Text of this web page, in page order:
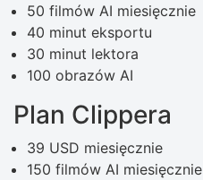
50 filmów AI miesięcznie
40 minut eksportu
30 minut lektora
100 obrazów AI
Plan Clippera
39 USD miesięcznie
150 filmów AI miesięcznie